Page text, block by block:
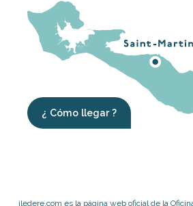
¿ Cómo llegar ?
iledere.com es la página web oficial de la